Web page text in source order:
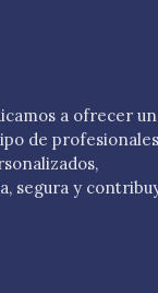
a ofrecer un
de profesionales
segura y